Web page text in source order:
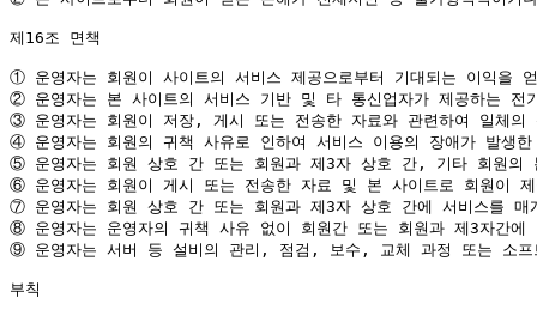
제16조 면책
①
②
③
④
⑤
⑥
⑦
⑧
⑨ 운영자는 서버 등 설비의 관리, 점검, 보수, 교체 과정 또는 소프
부칙